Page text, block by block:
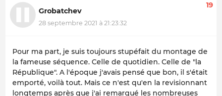
Grobatchev
28 septembre 2021 à 21:23:32
19
Pour ma part, je suis toujours stupéfait du montage de
la fameuse séquence. Celle de quotidien. Celle de "la
République". A l'époque j'avais pensé que bon, il s'était
emporté, voilà tout. Mais ce n'est qu'en la revisionnant
longtemps après que j'ai remarqué les nombreuses